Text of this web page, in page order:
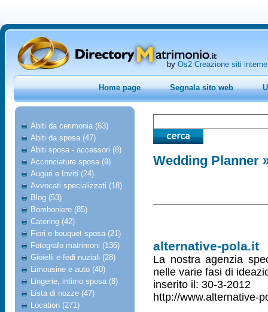
by Os2 Creazione siti
Home page Segnala sito web
Abiti da cerimonia (63)
Abiti da sposa (47)
Abiti sposa - accessori (8)
Acconciature sposa (9)
Auguri e Inviti (24)
Avvocati specializzati (18)
Blog (53)
Bomboniere (85)
Catering (42)
Fiori e bouquet sposa (21)
Fotografo matrimoni (136)
Gioielli e fedi nuziali (28)
Limousine e auto (40)
Lingerie, intimo sposa (8)
Lista di nozze (47)
Location (271)
Wedding Planner
alternative-pola.it
La nostra agenzia
nelle varie fasi di
inserito il: 30-3-2012
http://www.alternative-